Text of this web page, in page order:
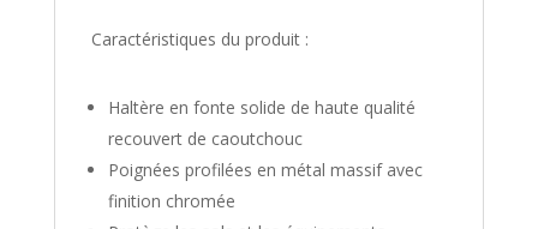
Caractéristiques du produit :
Haltère en fonte solide de haute qualité
recouvert de caoutchouc
Poignées profilées en métal massif avec
finition chromée